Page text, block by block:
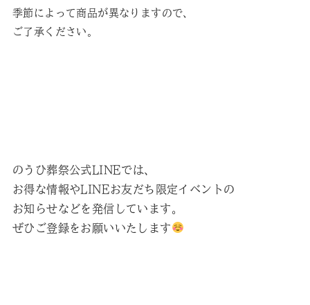
季節によって商品が異なりますので、
ご了承ください。
のうひ葬祭公式LINEでは、
お得な情報やLINEお友だち限定イベントの
お知らせなどを発信しています。
ぜひご登録をお願いいたします